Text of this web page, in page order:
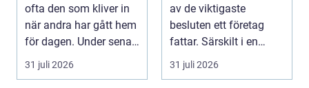
ofta den som kliver in
när andra har gått hem
för dagen. Under sena
kvällar,...
31 juli 2026
av de viktigaste
besluten ett företag
fattar. Särskilt i en
företagsintensi...
31 juli 2026